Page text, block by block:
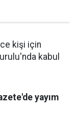
kişi için
kabul
yayım